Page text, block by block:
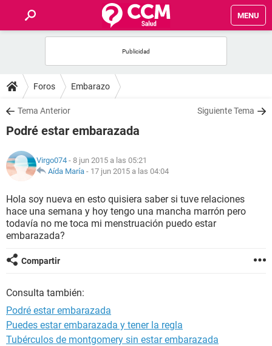
MENU
FOROS
SALUD
NUTRICIÓN
BIENESTAR
SEXUALIDAD
GLOSARIO
Foros Embarazo
Tema Anterior Siguiente Tema
Podré estar embarazada
Virgo074 - 8 jun 2015 a las 05:21
Aída María - 17 jun 2015 a las 04:04
Hola soy nueva en esto quisiera saber si tuve relaciones
hace una semana y hoy tengo una mancha marrón pero
todavía no me toca mi menstruación puedo estar
embarazada?
Compartir
Consulta también:
Podré estar embarazada
Puedes estar embarazada y tener la regla
Tubérculos de montgomery sin estar embarazada